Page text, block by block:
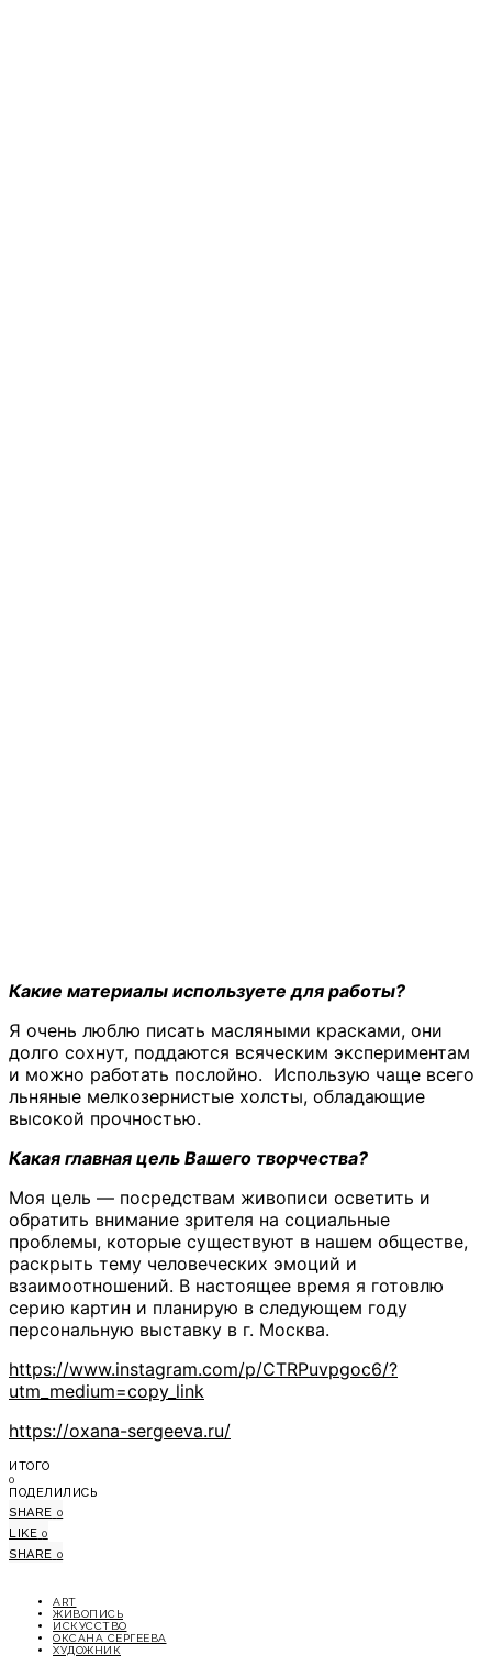
Какие материалы используете для работы?
Я очень люблю писать масляными красками, они
долго сохнут, поддаются всяческим экспериментам
и можно работать послойно. Использую чаще всего
льняные мелкозернистые холсты, обладающие
высокой прочностью.
Какая главная цель Вашего творчества?
Моя цель — посредствам живописи осветить и
обратить внимание зрителя на социальные
проблемы, которые существуют в нашем обществе,
раскрыть тему человеческих эмоций и
взаимоотношений. В настоящее время я готовлю
серию картин и планирую в следующем году
персональную выставку в г. Москва.
https://www.instagram.com/p/CTRPuvpgoc6/?
utm_medium=copy_link
https://oxana-sergeeva.ru/
ИТОГО
0
ПОДЕЛИЛИСЬ
SHARE 0
LIKE 0
SHARE 0
ART
ЖИВОПИСЬ
ИСКУССТВО
ОКСАНА СЕРГЕЕВА
ХУДОЖНИК